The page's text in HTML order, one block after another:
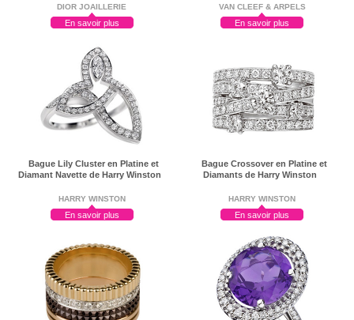
DIOR JOAILLERIE
En savoir plus
VAN CLEEF & ARPELS
En savoir plus
Bague Lily Cluster en Platine et
Diamant Navette de Harry Winston
HARRY WINSTON
En savoir plus
Bague Crossover en Platine et
Diamants de Harry Winston
HARRY WINSTON
En savoir plus